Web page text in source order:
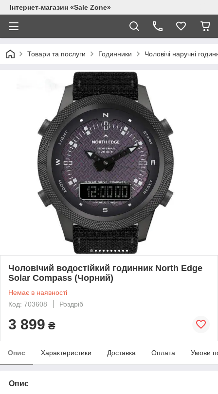
Інтернет-магазин «Sale Zone»
Товари та послуги Годинники Чоловічі наручні
Чоловічий водостійкий годинник North Edge
Solar Compass (Чорний)
Немає в наявності
Код: 703608
Роздріб
3 899 ₴
Опис Характеристики Доставка Оплата Умови
Опис